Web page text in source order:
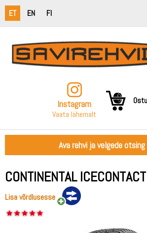
ET EN FI
Instagram
Vaata lähemalt
Ava rehvi ja velgede otsing
CONTINENTAL
Lisa võrdlusesse